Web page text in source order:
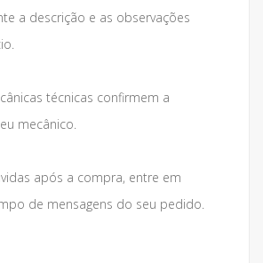
a descrição e as observações
técnicas confirmem a
mecânico.
após a compra, entre em
de mensagens do seu pedido.